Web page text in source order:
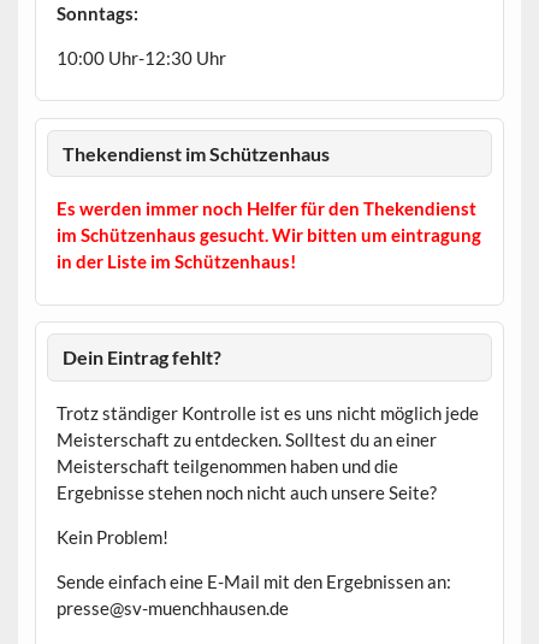
Sonntags:
10:00 Uhr-12:30 Uhr
Thekendienst im Schützenhaus
Es werden immer noch Helfer für den Thekendienst
im Schützenhaus gesucht. Wir bitten um eintragung
in der Liste im Schützenhaus!
Dein Eintrag fehlt?
Trotz ständiger Kontrolle ist es uns nicht möglich jede
Meisterschaft zu entdecken. Solltest du an einer
Meisterschaft teilgenommen haben und die
Ergebnisse stehen noch nicht auch unsere Seite?
Kein Problem!
Sende einfach eine E-Mail mit den Ergebnissen an:
presse@sv-muenchhausen.de